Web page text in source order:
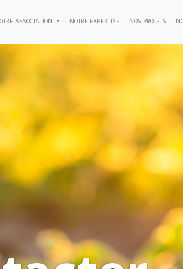
ASSOCIATION NOTRE EXPERTISE NOS PROJETS